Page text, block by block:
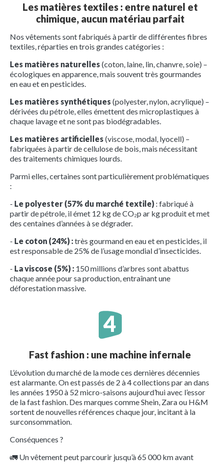
Les matières textiles : entre naturel et
chimique, aucun matériau parfait
Nos vêtements sont fabriqués à partir de différentes fibres
textiles, réparties en trois grandes catégories :
Les matières naturelles (coton, laine, lin, chanvre, soie) –
écologiques en apparence, mais souvent très gourmandes
en eau et en pesticides.
Les matières synthétiques (polyester, nylon, acrylique) –
dérivées du pétrole, elles émettent des microplastiques à
chaque lavage et ne sont pas biodégradables.
Les matières artificielles (viscose, modal, lyocell) –
fabriquées à partir de cellulose de bois, mais nécessitant
des traitements chimiques lourds.
Parmi elles, certaines sont particulièrement problématiques
:
- Le polyester (57% du marché textile) : fabriqué à
partir de pétrole, il émet 12 kg de CO₂p ar kg produit et met
des centaines d’années à se dégrader.
- Le coton (24%) :très gourmand en eau et en pesticides, il
est responsable de 25% de l’usage mondial d’insecticides.
- La viscose (5%) : 150 millions d’arbres sont abattus
chaque année pour sa production, entraînant une
déforestation massive.
Fast fashion : une machine infernale
L’évolution du marché de la mode ces dernières décennies
est alarmante. On est passés de 2 à 4 collections par an dans
les années 1950 à 52 micro-saisons aujourd’hui avec l’essor
de la fast fashion. Des marques comme Shein, Zara ou H&M
sortent de nouvelles références chaque jour, incitant à la
surconsommation.
Conséquences ?
🚛 Un vêtement peut parcourir jusqu’à 65 000 km avant